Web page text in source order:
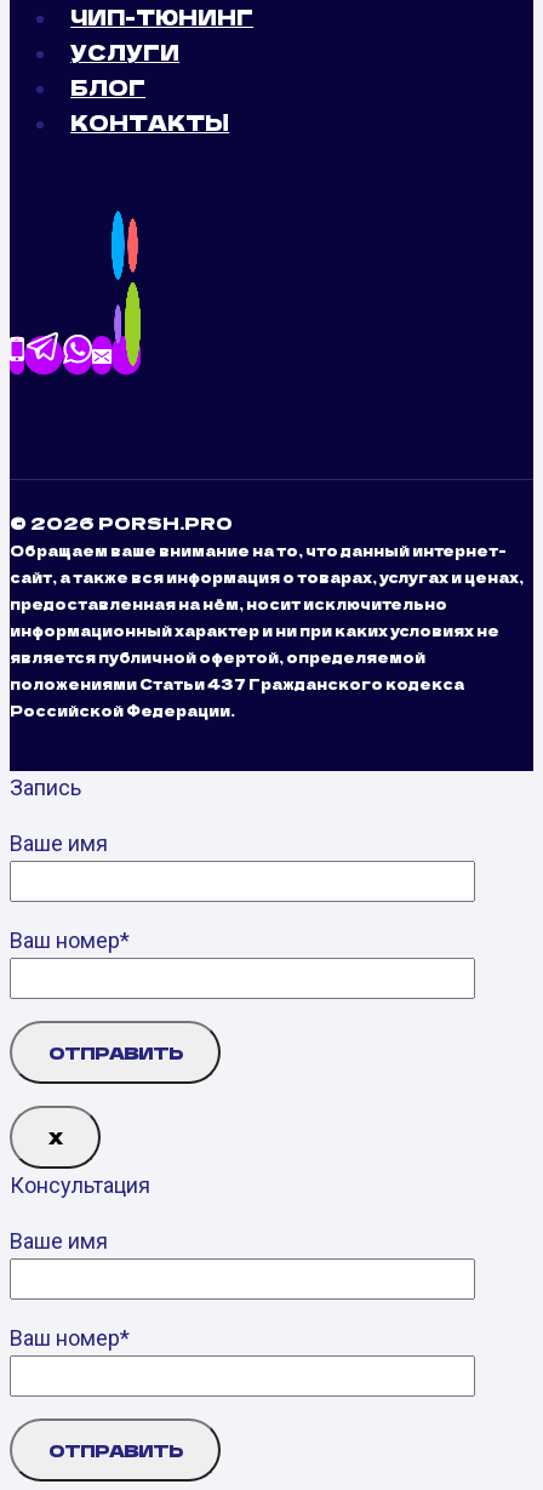
ЧИП-ТЮНИНГ
УСЛУГИ
БЛОГ
КОНТАКТЫ
© 2026 PORSH.PRO
Обращаем ваше внимание на то, что данный интернет-
сайт, а также вся информация о товарах, услугах и ценах,
предоставленная на нём, носит исключительно
информационный характер и ни при каких условиях не
является публичной офертой, определяемой
положениями Статьи 437 Гражданского кодекса
Российской Федерации.
Запись
Ваше имя
Ваш номер*
Х
Консультация
Ваше имя
Ваш номер*